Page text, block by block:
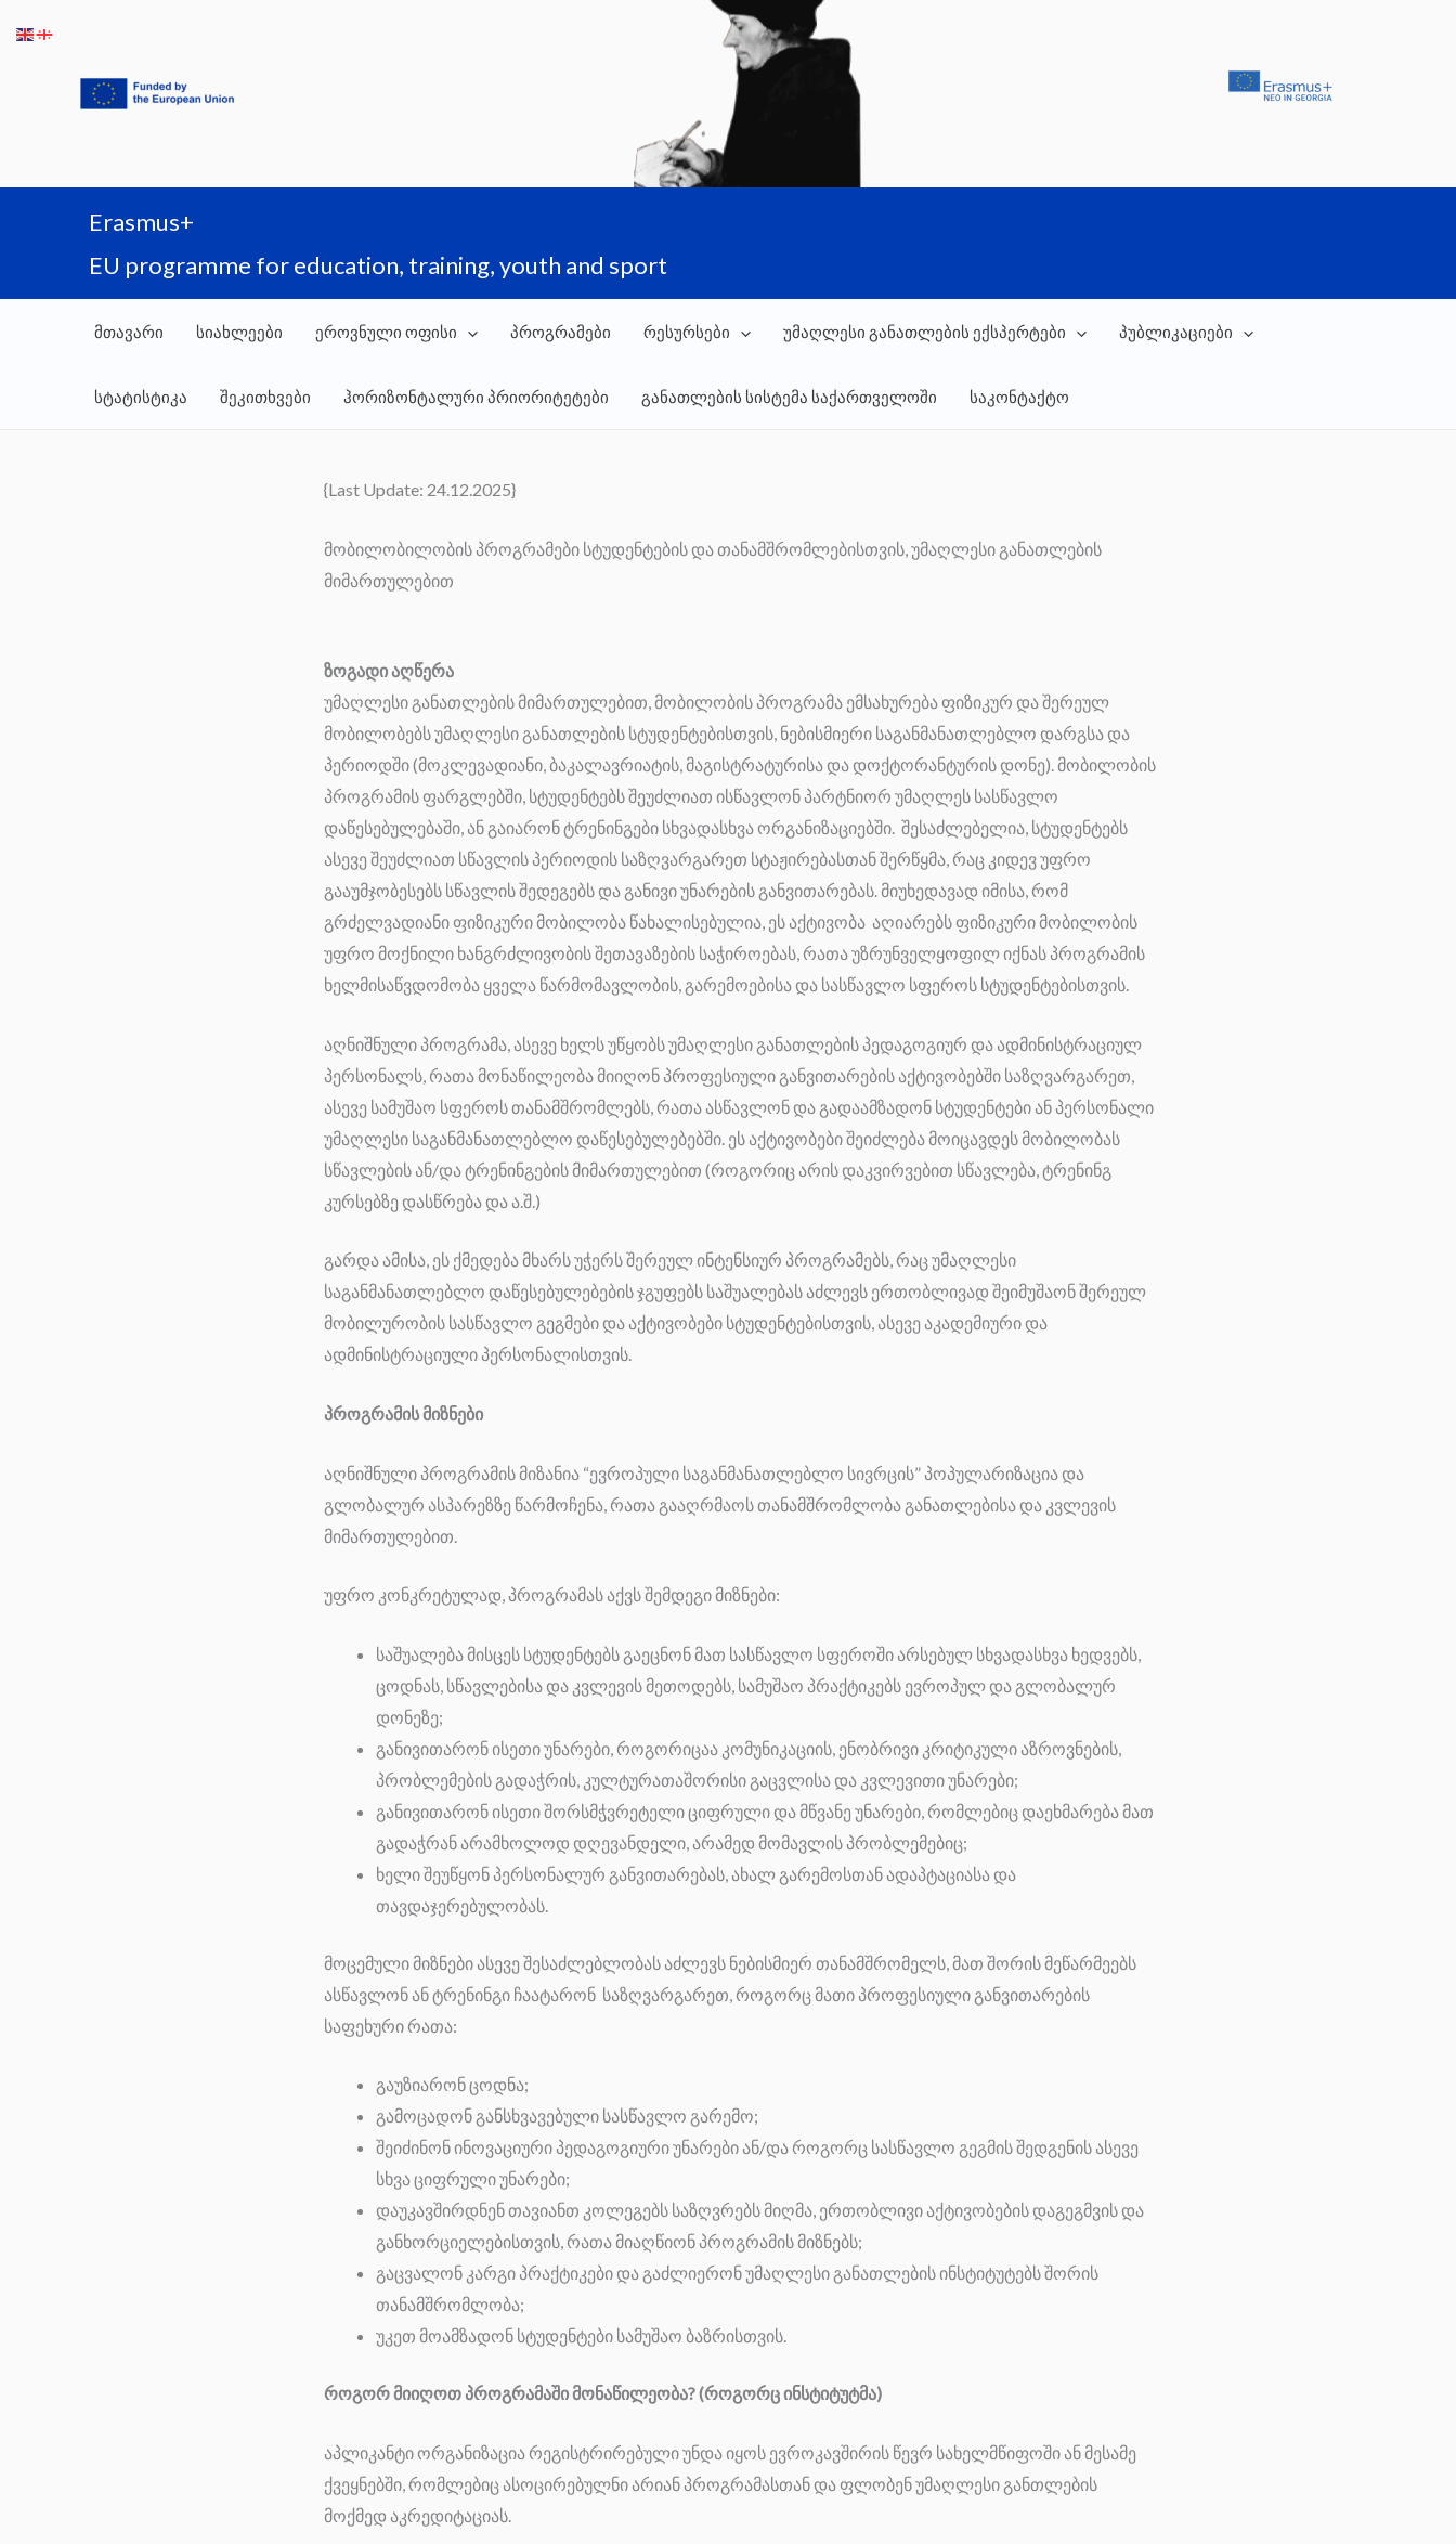
Erasmus+
EU programme for education, training, youth and sport
მთავარი სიახლეები ეროვნული ოფისი პროგრამები რესურსები უმაღლესი განათლების ექსპერტები პუბლიკაციები
სტატისტიკა შეკითხვები ჰორიზონტალური პრიორიტეტები განათლების სისტემა საქართველოში საკონტაქტო
{Last Update: 24.12.2025}
მობილობილობის პროგრამები სტუდენტების და თანამშრომლებისთვის, უმაღლესი განათლების
მიმართულებით
ზოგადი აღწერა
უმაღლესი განათლების მიმართულებით, მობილობის პროგრამა ემსახურება ფიზიკურ და შერეულ
მობილობებს უმაღლესი განათლების სტუდენტებისთვის, ნებისმიერი საგანმანათლებლო დარგსა და
პერიოდში (მოკლევადიანი, ბაკალავრიატის, მაგისტრატურისა და დოქტორანტურის დონე). მობილობის
პროგრამის ფარგლებში, სტუდენტებს შეუძლიათ ისწავლონ პარტნიორ უმაღლეს სასწავლო
დაწესებულებაში, ან გაიარონ ტრენინგები სხვადასხვა ორგანიზაციებში. შესაძლებელია, სტუდენტებს
ასევე შეუძლიათ სწავლის პერიოდის საზღვარგარეთ სტაჟირებასთან შერწყმა, რაც კიდევ უფრო
გააუმჯობესებს სწავლის შედეგებს და განივი უნარების განვითარებას.მიუხედავად იმისა, რომ
გრძელვადიანი ფიზიკური მობილობა წახალისებულია, ეს აქტივობა აღიარებს ფიზიკური მობილობის
უფრო მოქნილი ხანგრძლივობის შეთავაზების საჭიროებას, რათა უზრუნველყოფილ იქნას პროგრამის
ხელმისაწვდომობა ყველა წარმომავლობის, გარემოებისა და სასწავლო სფეროს სტუდენტებისთვის.
აღნიშნული პროგრამა, ასევე ხელს უწყობს უმაღლესი განათლების პედაგოგიურ და ადმინისტრაციულ
პერსონალს, რათა მონაწილეობა მიიღონ პროფესიული განვითარების აქტივობებში საზღვარგარეთ,
ასევე სამუშაო სფეროს თანამშრომლებს, რათა ასწავლონ და გადაამზადონ სტუდენტები ან პერსონალი
უმაღლესი საგანმანათლებლო დაწესებულებებში. ეს აქტივობები შეიძლება მოიცავდეს მობილობას
სწავლების ან/და ტრენინგების მიმართულებით (როგორიც არის დაკვირვებით სწავლება, ტრენინგ
კურსებზე დასწრება და ა.შ.)
გარდა ამისა, ეს ქმედება მხარს უჭერს შერეულ ინტენსიურ პროგრამებს, რაც უმაღლესი
საგანმანათლებლო დაწესებულებების ჯგუფებს საშუალებას აძლევს ერთობლივად შეიმუშაონ შერეულ
მობილურობის სასწავლო გეგმები და აქტივობები სტუდენტებისთვის, ასევე აკადემიური და
ადმინისტრაციული პერსონალისთვის.
პროგრამის მიზნები
აღნიშნული პროგრამის მიზანია “ევროპული საგანმანათლებლო სივრცის” პოპულარიზაცია და
გლობალურ ასპარეზზე წარმოჩენა, რათა გააღრმაოს თანამშრომლობა განათლებისა და კვლევის
მიმართულებით.
უფრო კონკრეტულად, პროგრამას აქვს შემდეგი მიზნები:
საშუალება მისცეს სტუდენტებს გაეცნონ მათ სასწავლო სფეროში არსებულ სხვადასხვა ხედვებს,
ცოდნას, სწავლებისა და კვლევის მეთოდებს, სამუშაო პრაქტიკებს ევროპულ და გლობალურ
დონეზე;
განივითარონ ისეთი უნარები, როგორიცაა კომუნიკაციის, ენობრივი კრიტიკული აზროვნების,
პრობლემების გადაჭრის, კულტურათაშორისი გაცვლისა და კვლევითი უნარები;
განივითარონ ისეთი შორსმჭვრეტელი ციფრული და მწვანე უნარები, რომლებიც დაეხმარება მათ
გადაჭრან არამხოლოდ დღევანდელი, არამედ მომავლის პრობლემებიც;
ხელი შეუწყონ პერსონალურ განვითარებას, ახალ გარემოსთან ადაპტაციასა და
თავდაჯერებულობას.
მოცემული მიზნები ასევე შესაძლებლობას აძლევს ნებისმიერ თანამშრომელს, მათ შორის მეწარმეებს
ასწავლონ ან ტრენინგი ჩაატარონ საზღვარგარეთ, როგორც მათი პროფესიული განვითარების
საფეხური რათა:
გაუზიარონ ცოდნა;
გამოცადონ განსხვავებული სასწავლო გარემო;
შეიძინონ ინოვაციური პედაგოგიური უნარები ან/და როგორც სასწავლო გეგმის შედგენის ასევე
სხვა ციფრული უნარები;
დაუკავშირდნენ თავიანთ კოლეგებს საზღვრებს მიღმა, ერთობლივი აქტივობების დაგეგმვის და
განხორციელებისთვის, რათა მიაღწიონ პროგრამის მიზნებს;
გაცვალონ კარგი პრაქტიკები და გაძლიერონ უმაღლესი განათლების ინსტიტუტებს შორის
თანამშრომლობა;
უკეთ მოამზადონ სტუდენტები სამუშაო ბაზრისთვის.
როგორ მიიღოთ პროგრამაში მონაწილეობა? (როგორც ინსტიტუტმა)
აპლიკანტი ორგანიზაცია რეგისტრირებული უნდა იყოს ევროკავშირის წევრ სახელმწიფოში ან მესამე
ქვეყნებში, რომლებიც ასოცირებულნი არიან პროგრამასთან და ფლობენ უმაღლესი განთლების
მოქმედ აკრედიტაციას.